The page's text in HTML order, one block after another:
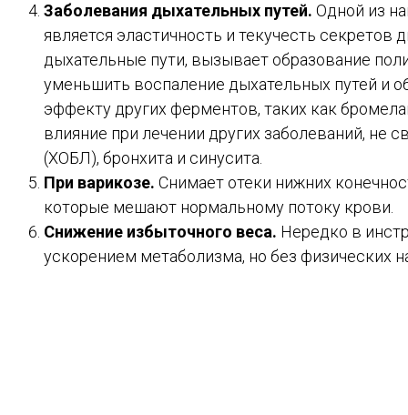
Заболевания дыхательных путей. Одной из
является эластичность и текучесть секретов
дыхательные пути, вызывает образование
уменьшить воспаление дыхательных путей и
эффекту других ферментов, таких как
влияние при лечении других заболеваний, не
(ХОБЛ), бронхита и синусита.
При варикозе. Снимает отеки нижних
которые мешают нормальному потоку крови.
Снижение избыточного веса. Нередко в
ускорением метаболизма, но без физических